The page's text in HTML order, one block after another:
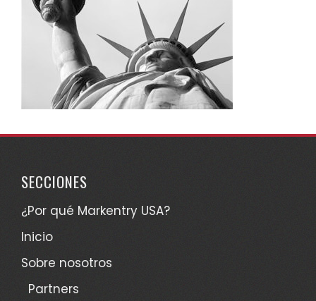
SECCIONES
¿Por qué Markentry USA?
Inicio
Sobre nosotros
Partners